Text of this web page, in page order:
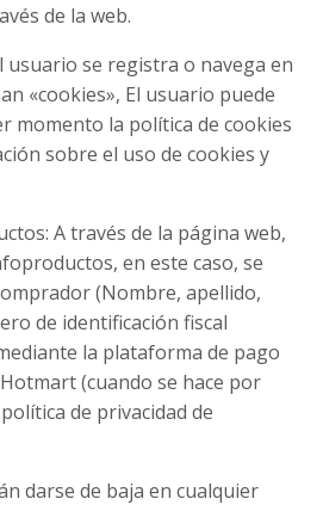
de la web.
usuario se registra o navega en
«cookies», El usuario puede
momento la política de cookies
sobre el uso de cookies y
A través de la página web,
en este caso, se
(Nombre, apellido,
de identificación fiscal
la plataforma de pago
(cuando se hace por
de privacidad de
darse de baja en cualquier